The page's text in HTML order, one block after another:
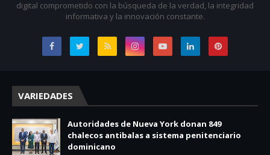
digital comprometido con la búsqueda de la verdad, la integridad
informativa y la innovación constante.
VARIEDADES
Autoridades de Nueva York donan 849
chalecos antibalas a sistema penitenciario
dominicano